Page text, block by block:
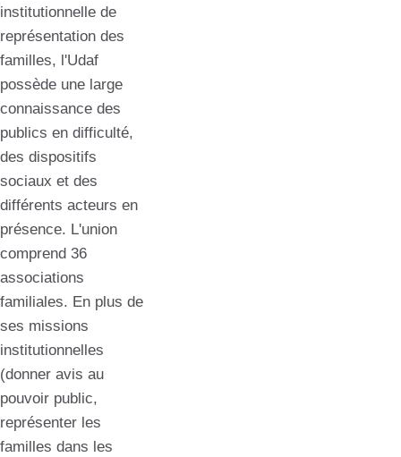
institutionnelle de
représentation des
familles, l'Udaf
possède une large
connaissance des
publics en difficulté,
des dispositifs
sociaux et des
différents acteurs en
présence. L'union
comprend 36
associations
familiales. En plus de
ses missions
institutionnelles
(donner avis au
pouvoir public,
représenter les
familles dans les